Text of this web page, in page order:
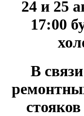
24 и 25
17:00
В